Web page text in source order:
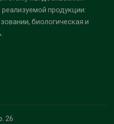
продукции:
биологическая и
26